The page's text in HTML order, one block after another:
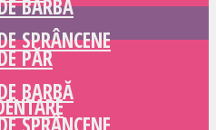
BARBĂ
SPRÂNCENE
PĂR
BARBĂ